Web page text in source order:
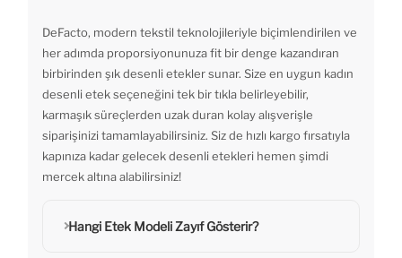
DeFacto, modern tekstil teknolojileriyle biçimlendirilen ve
her adımda proporsiyonunuza fit bir denge kazandıran
birbirinden şık desenli etekler sunar. Size en uygun kadın
desenli etek seçeneğini tek bir tıkla belirleyebilir,
karmaşık süreçlerden uzak duran kolay alışverişle
siparişinizi tamamlayabilirsiniz. Siz de hızlı kargo fırsatıyla
kapınıza kadar gelecek desenli etekleri hemen şimdi
mercek altına alabilirsiniz!
Hangi Etek Modeli Zayıf Gösterir?